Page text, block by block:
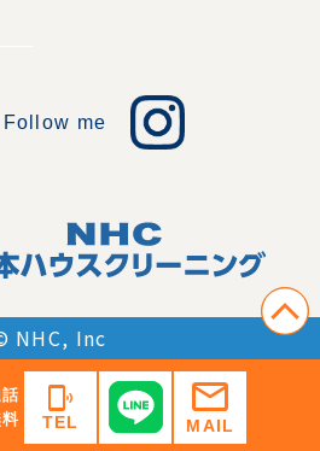
phonelink_ring
TEL
mail
MAIL
Follow me
NHC, Inc